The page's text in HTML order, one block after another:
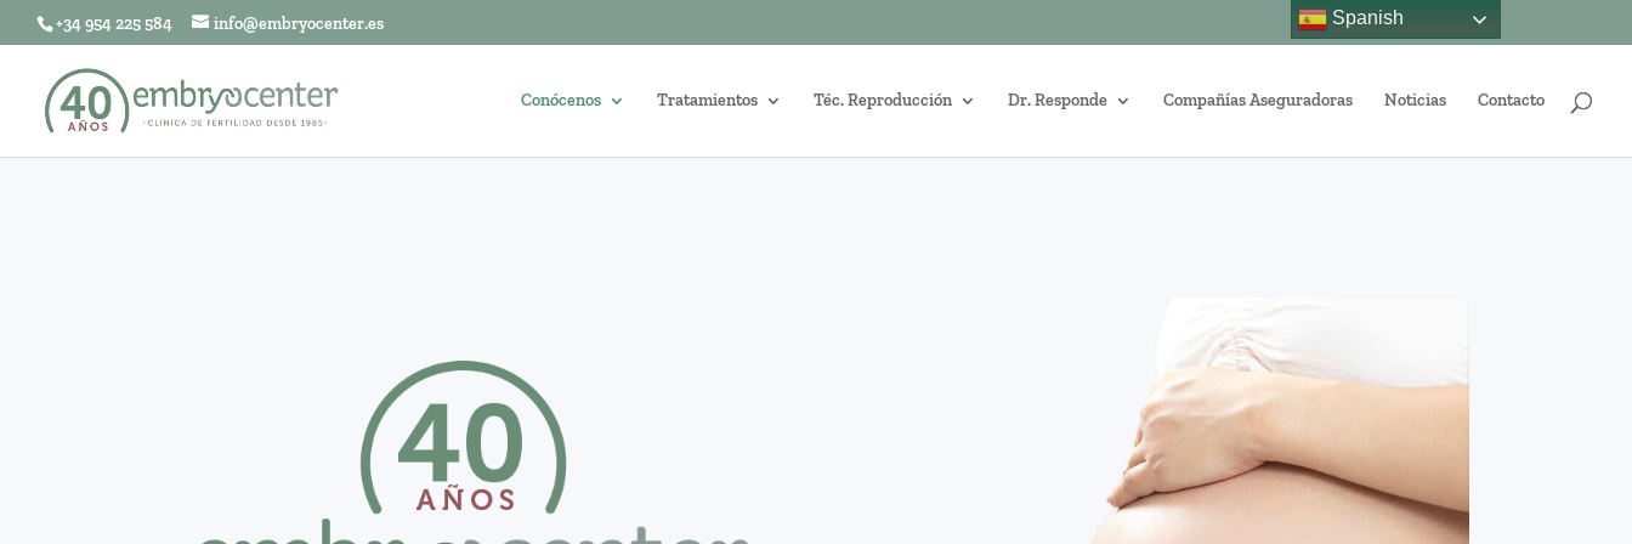
+34 954 225 584 info@embryocenter.es
Conócenos Tratamientos Téc. Reproducción Dr. Responde Compañías Aseguradoras Noticias Contacto
Spanish